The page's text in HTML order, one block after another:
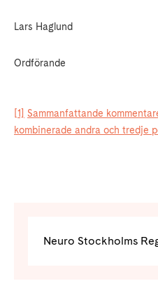
Lars Haglund
Ordförande
[1] Sammanfattande
kombinerade andra och tredje